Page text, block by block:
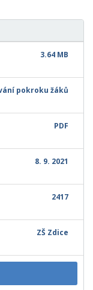
3.64 MB
pokroku žáků
PDF
8. 9. 2021
2417
ZŠ Zdice